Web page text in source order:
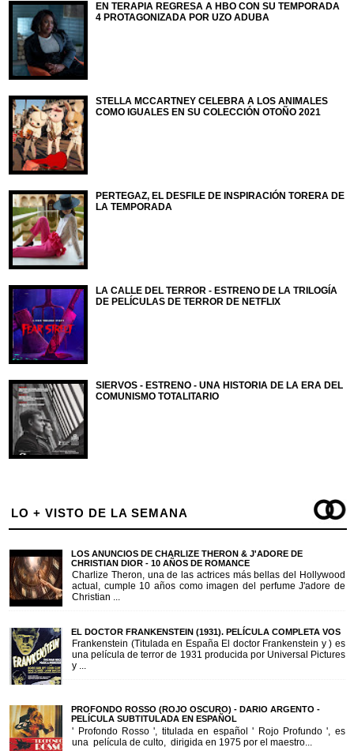
EN TERAPIA REGRESA A HBO CON SU TEMPORADA
4 PROTAGONIZADA POR UZO ADUBA
STELLA MCCARTNEY CELEBRA A LOS ANIMALES
COMO IGUALES EN SU COLECCIÓN OTOÑO 2021
PERTEGAZ, EL DESFILE DE INSPIRACIÓN TORERA DE
LA TEMPORADA
LA CALLE DEL TERROR - ESTRENO DE LA TRILOGÍA
DE PELÍCULAS DE TERROR DE NETFLIX
SIERVOS - ESTRENO - UNA HISTORIA DE LA ERA DEL
COMUNISMO TOTALITARIO
LO + VISTO DE LA SEMANA
LOS ANUNCIOS DE CHARLIZE THERON & J'ADORE DE
CHRISTIAN DIOR - 10 AÑOS DE ROMANCE
Charlize Theron, una de las actrices más bellas del Hollywood
actual, cumple 10 años como imagen del perfume J'adore de
Christian ...
EL DOCTOR FRANKENSTEIN (1931). PELÍCULA COMPLETA VOS
Frankenstein (Titulada en España El doctor Frankenstein y ) es
una película de terror de 1931 producida por Universal Pictures
y ...
PROFONDO ROSSO (ROJO OSCURO) - DARIO ARGENTO -
PELÍCULA SUBTITULADA EN ESPAÑOL
' Profondo Rosso ', titulada en español ' Rojo Profundo ', es
una película de culto, dirigida en 1975 por el maestro...